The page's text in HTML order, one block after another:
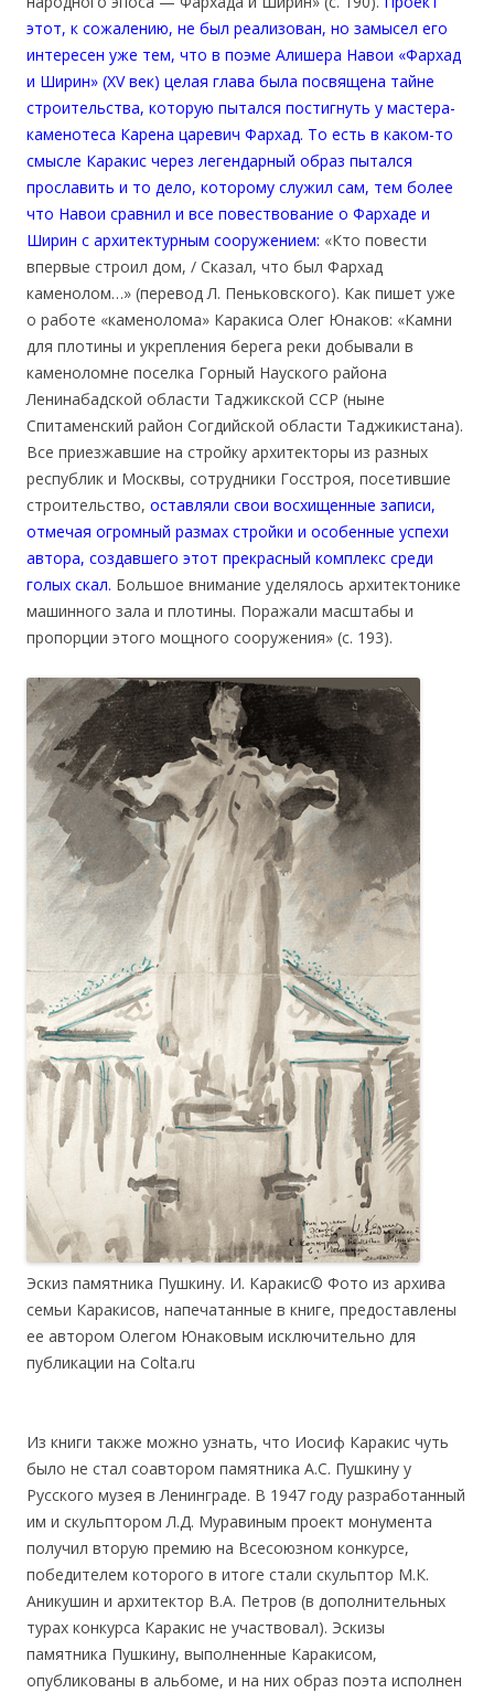
этот, к сожалению, не был реализован, но замысел его
интересен уже тем, что в поэме Алишера Навои «Фархад
и Ширин» (XV век) целая глава была посвящена тайне
строительства, которую пытался постигнуть у мастера-
каменотеса Карена царевич Фархад. То есть в каком-то
смысле Каракис через легендарный образ пытался
прославить и то дело, которому служил сам, тем более
что Навои сравнил и все повествование о Фархаде и
Ширин с архитектурным сооружением: «Кто повести
впервые строил дом, / Сказал, что был Фархад
каменолом…» (перевод Л. Пеньковского). Как пишет уже
о работе «каменолома» Каракиса Олег Юнаков: «Камни
для плотины и укрепления берега реки добывали в
каменоломне поселка Горный Науского района
Ленинабадской области Таджикской ССР (ныне
Спитаменский район Согдийской области Таджикистана).
Все приезжавшие на стройку архитекторы из разных
республик и Москвы, сотрудники Госстроя, посетившие
строительство, оставляли свои восхищенные записи,
отмечая огромный размах стройки и особенные успехи
автора, создавшего этот прекрасный комплекс среди
голых скал. Большое внимание уделялось архитектонике
машинного зала и плотины. Поражали масштабы и
пропорции этого мощного сооружения» (с. 193).
Эскиз памятника Пушкину. И. Каракис© Фото из архива
семьи Каракисов, напечатанные в книге, предоставлены
ее автором Олегом Юнаковым исключительно для
публикации на Colta.ru
Из книги также можно узнать, что Иосиф Каракис чуть
было не стал соавтором памятника А.С. Пушкину у
Русского музея в Ленинграде. В 1947 году разработанный
им и скульптором Л.Д. Муравиным проект монумента
получил вторую премию на Всесоюзном конкурсе,
победителем которого в итоге стали скульптор М.К.
Аникушин и архитектор В.А. Петров (в дополнительных
турах конкурса Каракис не участвовал). Эскизы
памятника Пушкину, выполненные Каракисом,
опубликованы в альбоме, и на них образ поэта исполнен